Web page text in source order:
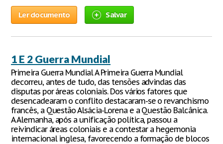
Ler documento Salvar
1 E 2 Guerra Mundial
Primeira Guerra Mundial A Primeira Guerra Mundial
decorreu, antes de tudo, das tensões advindas das
disputas por áreas coloniais. Dos vários fatores que
desencadearam o conflito destacaram-se o revanchismo
francês, a Questão Alsácia-Lorena e a Questão Balcânica.
A Alemanha, após a unificação política, passou a
reivindicar áreas coloniais e a contestar a hegemonia
internacional inglesa, favorecendo a formação de blocos